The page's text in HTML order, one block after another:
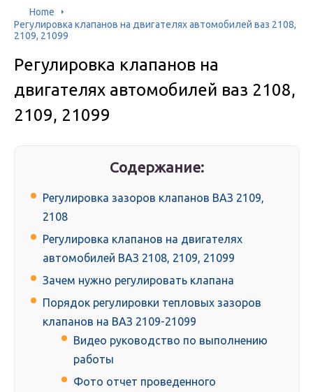
Home
Регулировка клапанов на двигателях автомобилей ваз 2108,
2109, 21099
Регулировка клапанов на
двигателях автомобилей ваз 2108,
2109, 21099
Содержание:
Регулировка зазоров клапанов ВАЗ 2109,
2108
Регулировка клапанов на двигателях
автомобилей ВАЗ 2108, 2109, 21099
Зачем нужно регулировать клапана
Порядок регулировки тепловых зазоров
клапанов на ВАЗ 2109-21099
Видео руководство по выполнению
работы
Фото отчет проведенного